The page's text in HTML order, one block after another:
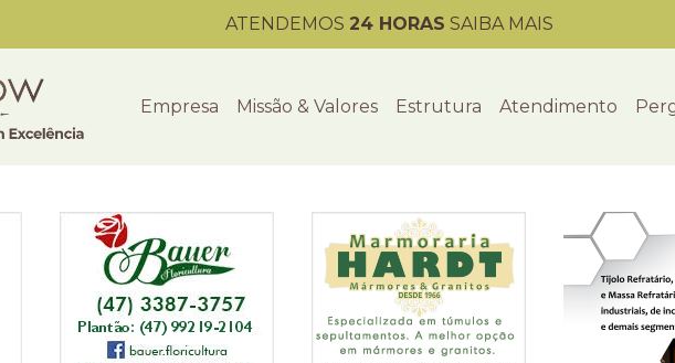
ATENDEMOS 24 HORAS SAIBA MAIS
Empresa Missão & Valores Estrutura Atendimento